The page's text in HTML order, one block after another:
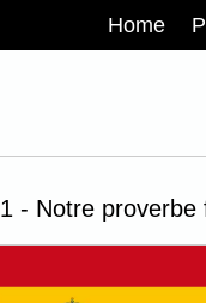
Home
1 - Notre proverbe